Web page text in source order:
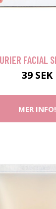
FACIAL
39 SEK
MER INFO!